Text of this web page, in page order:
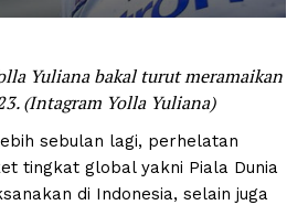
Yuliana bakal turut meramaikan
(Intagram Yolla Yuliana)
sebulan lagi, perhelatan
tingkat global yakni Piala Dunia
di Indonesia, selain juga